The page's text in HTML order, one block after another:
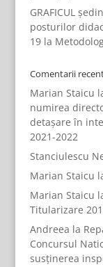
GRAFICUL
posturilor
19 la
Comentarii
Marian Staicu
numirea
detașare în
2021-2022
Stanciulescu
Marian Staicu
Marian Staicu
Titularizare
Andreea la
Concursul
susținerea